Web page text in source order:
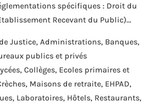
spécifiques : Droit du
Recevant du Public)…
Justice, Administrations, Banques,
publics et privés
Collèges, Ecoles primaires et
Maisons de retraite, EHPAD,
Laboratoires, Hôtels, Restaurants,